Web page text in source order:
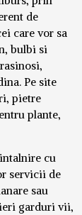
de
care vor sa
bulbi si
Pe site
pietre
plante,
cu
servicii de
sau
garduri vii,